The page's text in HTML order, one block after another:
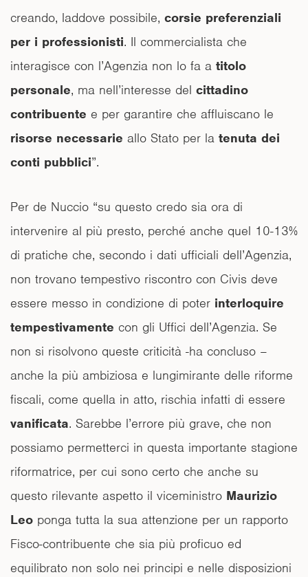
creando, laddove possibile, corsie preferenziali
per i professionisti. Il commercialista che
interagisce con l’Agenzia non lo fa a titolo
personale, ma nell’interesse del cittadino
contribuente e per garantire che affluiscano le
risorse necessarie allo Stato per la tenuta dei
conti pubblici”.
Per de Nuccio “su questo credo sia ora di
intervenire al più presto, perché anche quel 10-13%
di pratiche che, secondo i dati ufficiali dell’Agenzia,
non trovano tempestivo riscontro con Civis deve
essere messo in condizione di poter interloquire
tempestivamente con gli Uffici dell’Agenzia. Se
non si risolvono queste criticità -ha concluso –
anche la più ambiziosa e lungimirante delle riforme
fiscali, come quella in atto, rischia infatti di essere
vanificata. Sarebbe l’errore più grave, che non
possiamo permetterci in questa importante stagione
riformatrice, per cui sono certo che anche su
questo rilevante aspetto il viceministro Maurizio
Leo ponga tutta la sua attenzione per un rapporto
Fisco-contribuente che sia più proficuo ed
equilibrato non solo nei principi e nelle disposizioni